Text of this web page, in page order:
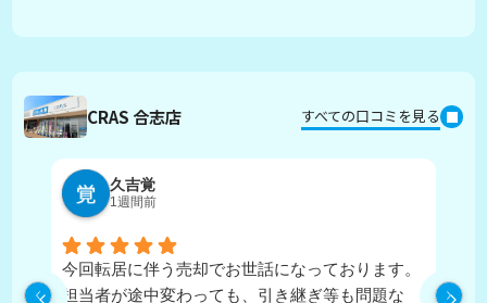
CRAS 合志店 すべての口コミを見る
久吉覚
1週間前
今回転居に伴う売却でお世話になっております。
担当者が途中変わっても、引き継ぎ等も問題な